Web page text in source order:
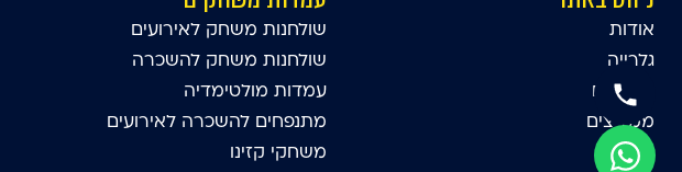
אודות
גלרייה
סרטונים
ממליצים
בלוג
שולחנות משחק לאירועים
שולחנות משחק להשכרה
עמדות מולטימדיה
מתנפחים להשכרה לאירועים
משחקי קזינו